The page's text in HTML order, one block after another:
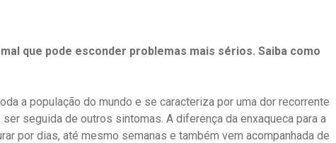
que pode esconder problemas mais sérios. Saiba como
a população do mundo e se caracteriza por uma dor recorrente
seguida de outros sintomas. A diferença da enxaqueca para a
por dias, até mesmo semanas e também vem acompanhada de